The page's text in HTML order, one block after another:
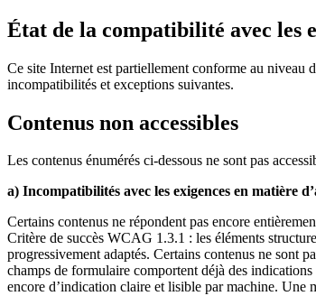
État de la compatibilité avec les
Ce site Internet est partiellement conforme au niveau
incompatibilités et exceptions suivantes.
Contenus non accessibles
Les contenus énumérés ci-dessous ne sont pas
a) Incompatibilités avec les exigences en matière
Certains contenus ne répondent pas encore
Critère de succès WCAG 1.3.1 : les éléments
progressivement adaptés. Certains contenus ne sont
champs de formulaire comportent déjà des
encore d’indication claire et lisible par machine. Une